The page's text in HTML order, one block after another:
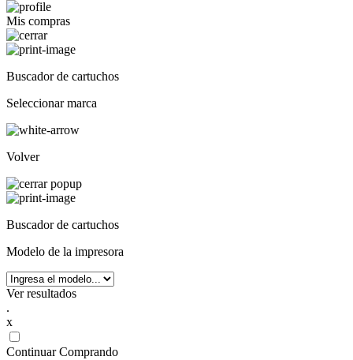
Mis compras
Buscador de cartuchos
Seleccionar marca
Volver
Buscador de cartuchos
Modelo de la impresora
Ver resultados
.
x
Continuar Comprando